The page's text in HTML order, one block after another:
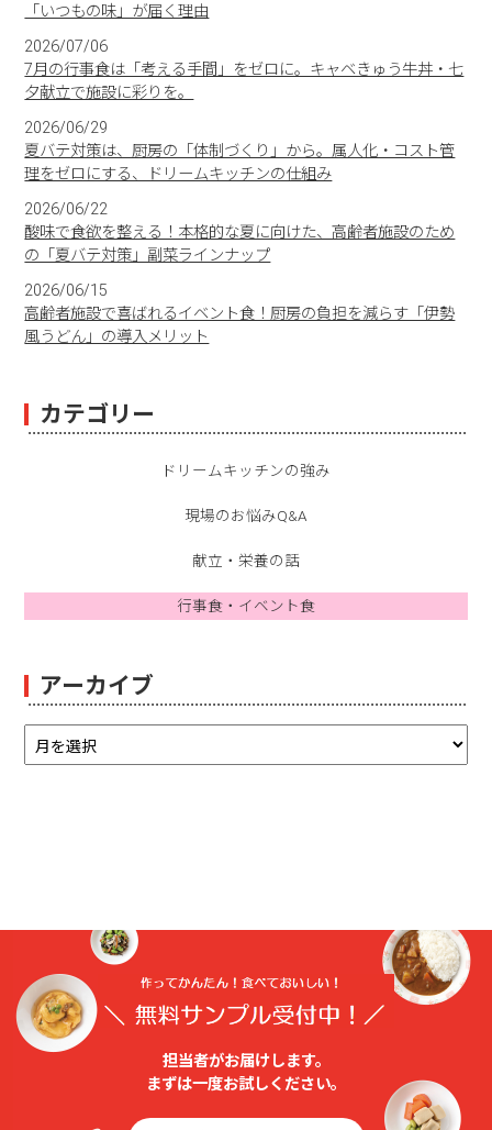
「いつもの味」が届く理由
2026/07/06
7月の行事食は「考える手間」をゼロに。キャベきゅう牛丼・七
夕献立で施設に彩りを。
2026/06/29
夏バテ対策は、厨房の「体制づくり」から。属人化・コスト管
理をゼロにする、ドリームキッチンの仕組み
2026/06/22
酸味で食欲を整える！本格的な夏に向けた、高齢者施設のため
の「夏バテ対策」副菜ラインナップ
2026/06/15
高齢者施設で喜ばれるイベント食！厨房の負担を減らす「伊勢
風うどん」の導入メリット
カテゴリー
ドリームキッチンの強み
現場のお悩みQ&A
献立・栄養の話
行事食・イベント食
アーカイブ
担当者がお届けします。
まずは⼀度お試しください。